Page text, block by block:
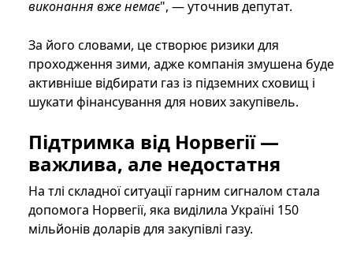
виконання вже немає", — уточнив депутат.
За його словами, це створює ризики для
проходження зими, адже компанія змушена буде
активніше відбирати газ із підземних сховищ і
шукати фінансування для нових закупівель.
Підтримка від Норвегії —
важлива, але недостатня
На тлі складної ситуації гарним сигналом стала
допомога Норвегії, яка виділила Україні 150
мільйонів доларів для закупівлі газу.